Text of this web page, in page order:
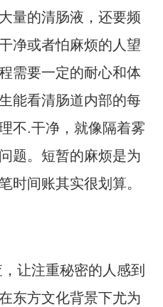
量的清肠液，还要频
净或者怕麻烦的人望
需要一定的耐心和体
能看清肠道内部的每
不.干净，就像隔着雾
题。短暂的麻烦是为
时间账其实很划算。
让注重秘密的人感到
东方文化背景下尤为